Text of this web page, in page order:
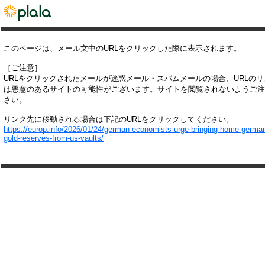
このページは、メール文中のURLをクリックした際に表示されます。
［ご注意］
URLをクリックされたメールが迷惑メール・スパムメールの場合、URLの
は悪意のあるサイトの可能性がございます。サイトを閲覧されないようご
さい。
リンク先に移動される場合は下記のURLをクリックしてください。
https://europ.info/2026/01/24/german-economists-urge-bringing-home-
gold-reserves-from-us-vaults/